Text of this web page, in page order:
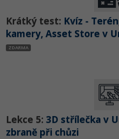
Krátký test: Kvíz -
kamery, Asset Store v
ZDARMA
Lekce 5: 3D střílečka v
zbraně při chůzi